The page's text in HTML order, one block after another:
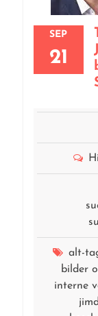
SEP
21
alt-
bilder
interne